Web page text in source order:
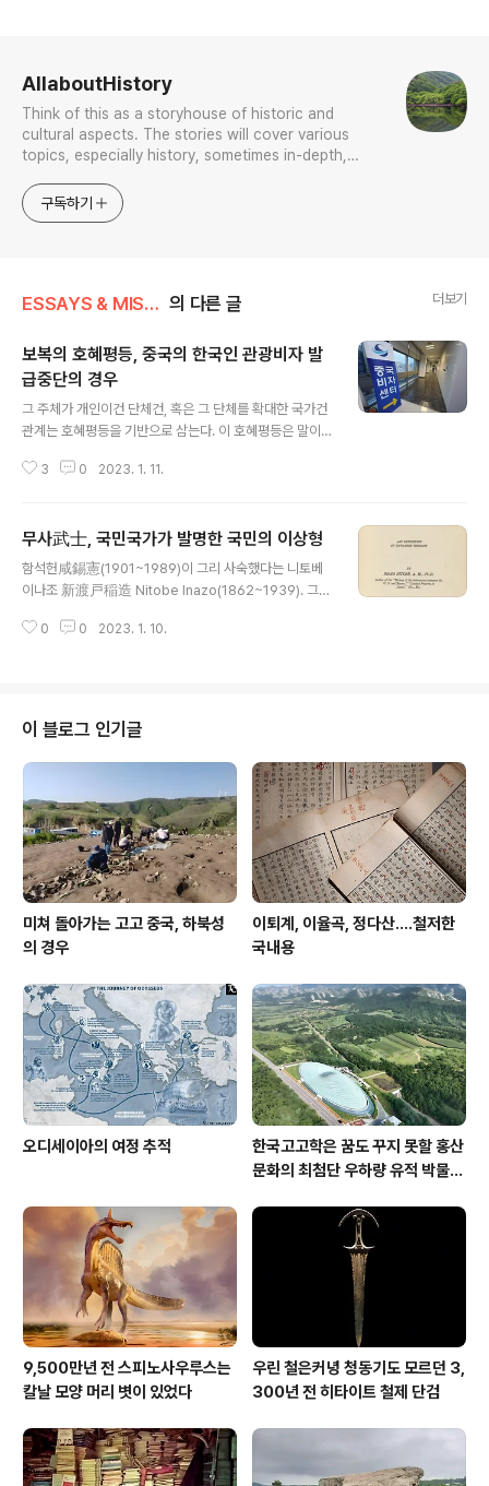
AllaboutHistory
Think of this as a storyhouse of historic and
cultural aspects. The stories will cover various
topics, especially history, sometimes in-depth,
approach will be to resist any common sense or
generalized viewpoint
구독하기
ESSAYS & MISCELLANIES 의 다른 글 더보기
보복의 호혜평등, 중국의 한국인 관광비자 발
급중단의 경우
그 주체가 개인이건 단체건, 혹은 그 단체를 확대한 국가건
관계는 호혜평등을 기반으로 삼는다. 이 호혜평등은 말이
아니 더 정확히는 그 서로[互] 주고받는 혜택[惠]에는 보
지 아니하는 일을 경솔하다 하고, 군대를 안 가봐서 전쟁이
무언지 모르는 철부지 장난을 친다 는 식으로 비난하기도
하나, 북한의 저와 같은 미사일 실험이 국가안보에 심대한
보복과 '전쟁'을 입에 담으며 상대를 겁박하는 일 역시 실상
3 0 2023. 1. 11.
무사武士, 국민국가가 발명한 국민의 이상형
함석헌咸錫憲(1901~1989)이 그리 사숙했다는 니토베
이나조 新渡戸稲造 Nitobe Inazo(1862~1939). 그가
라델피아에서였다. 우리가 아는 무사도武士道는 니토베
이 바람은 동아시아를 강타했다. 혁명에 실패하고 일본으
로 도망친 양계초梁啓超(1873~1929)는 그에 격발해 종
래 중국에는 용어조차 없던 武士라는 말을 만들어 상무정
신尙武精神의 부활을 부르짖으면서 그 한편에서는 문약
文弱을 붕파崩破하느라 여념이 없었다. 그것이 다시 한반
도로 상륙해 자산自山 안확安廓(1..
0 0 2023. 1. 10.
이 블로그 인기글
미쳐 돌아가는 고고 중국, 하북성
의 경우
이퇴계, 이율곡, 정다산....철저한
국내용
오디세이아의 여정 추적
한국고고학은 꿈도 꾸지 못할 홍산
문화의 최첨단 우하량 유적 박물관
9,500만년 전 스피노사우루스는
칼날 모양 머리 볏이 있었다
우린 철은커녕 청동기도 모르던 3,
300년 전 히타이트 철제 단검